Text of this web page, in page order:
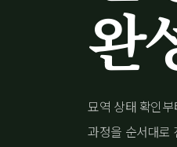
완
묘역 상태 확인
과정을 순서대로